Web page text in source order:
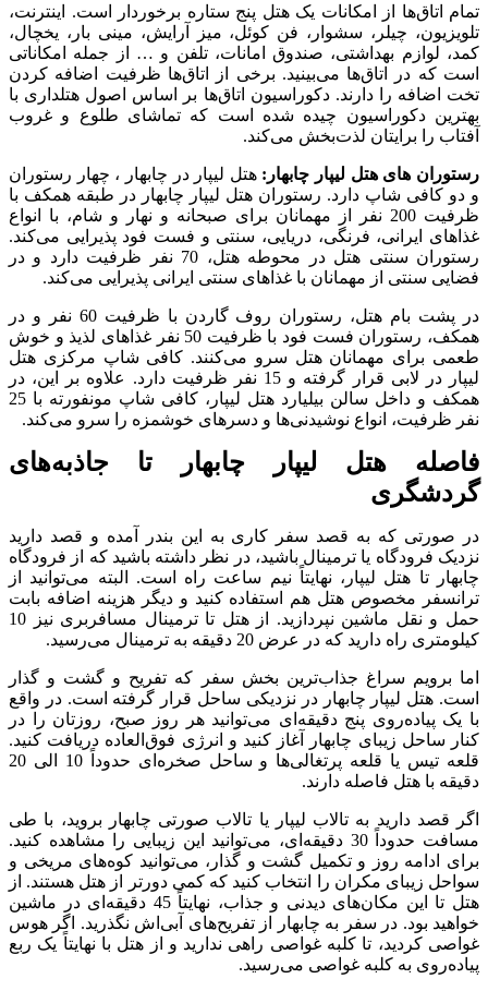
تمام اتاق‌ها از امکانات یک هتل پنج ستاره برخوردار است. اینترنت،
تلویزیون، چیلر، سشوار، فن کوئل، میز آرایش، مینی بار، یخچال،
کمد، لوازم بهداشتی، صندوق امانات، تلفن و … از جمله امکاناتی
است که در اتاق‌ها می‌بینید. برخی از اتاق‌ها ظرفیت اضافه کردن
تخت اضافه را دارند. دکوراسیون اتاق‌ها بر اساس اصول هتلداری با
بهترین دکوراسیون چیده شده است که تماشای طلوع و غروب
آفتاب را برایتان لذت‌بخش می‌کند.
رستوران ‎های هتل لیپار چابهار:
هتل لیپار در چابهار ، چهار رستوران
و دو کافی شاپ دارد. رستوران هتل لیپار چابهار در طبقه همکف با
ظرفیت 200 نفر از مهمانان برای صبحانه و نهار و شام، با انواع
غذاهای ایرانی، فرنگی، دریایی، سنتی و فست فود پذیرایی می‌کند.
رستوران سنتی هتل در محوطه هتل، 70 نفر ظرفیت دارد و در
فضایی سنتی از مهمانان با غذاهای سنتی ایرانی پذیرایی می‌کند.
در پشت بام هتل، رستوران روف گاردن با ظرفیت 60 نفر و در
همکف، رستوران فست فود با ظرفیت 50 نفر غذاهای لذیذ و خوش
طعمی برای مهمانان هتل سرو می‌کنند. کافی شاپ مرکزی هتل
لیپار در لابی قرار گرفته و 15 نفر ظرفیت دارد. علاوه بر این، در
همکف و داخل سالن بیلیارد هتل لیپار، کافی شاپ مونفورته با 25
نفر ظرفیت، انواع نوشیدنی‌ها و دسرهای خوشمزه را سرو می‌کند.
فاصله هتل لیپار چابهار تا جاذبه‌های
گردشگری
در صورتی که به قصد سفر کاری به این بندر آمده و قصد دارید
نزدیک فرودگاه یا ترمینال باشید، در نظر داشته باشید که از فرودگاه
چابهار تا هتل لیپار، نهایتاً نیم ساعت راه است. البته می‌توانید از
ترانسفر مخصوص هتل هم استفاده کنید و دیگر هزینه اضافه بابت
حمل و نقل ماشین نپردازید. از هتل تا ترمینال مسافربری نیز 10
کیلومتری راه دارید که در عرض 20 دقیقه به ترمینال می‌رسید.
اما برویم سراغ جذاب‌ترین بخش سفر که تفریح و گشت و گذار
است. هتل لیپار چابهار در نزدیکی ساحل قرار گرفته است. در واقع
با یک پیاده‌روی پنج دقیقه‌ای می‌توانید هر روز صبح، روزتان را در
کنار ساحل زیبای چابهار آغاز کنید و انرژی فوق‌العاده دریافت کنید.
قلعه تیس یا قلعه پرتغالی‌ها و ساحل صخره‌ای حدوداً 10 الی 20
دقیقه با هتل فاصله دارند.
اگر قصد دارید به تالاب لیپار یا تالاب صورتی چابهار بروید، با طی
مسافت حدوداً 30 دقیقه‌ای، می‌توانید این زیبایی را مشاهده کنید.
برای ادامه روز و تکمیل گشت و گذار، می‌توانید کوه‌های مریخی و
سواحل زیبای مکران را انتخاب کنید که کمی دورتر از هتل هستند. از
هتل تا این مکان‌های دیدنی و جذاب، نهایتاً 45 دقیقه‌ای در ماشین
خواهید بود. در سفر به چابهار از تفریح‌های آبی‌اش نگذرید. اگر هوس
غواصی کردید، تا کلبه غواصی راهی ندارید و از هتل با نهایتاً یک ربع
پیاده‌روی به کلبه غواصی می‌رسید.